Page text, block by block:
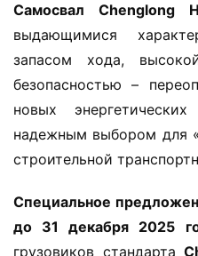
​Самосвал Chenglong
выдающимися
запасом хода,
безопасностью –
новых
надежным выбором для
строительной
​Специальное
до 31 декабря 2025
грузовиков стандарта ​